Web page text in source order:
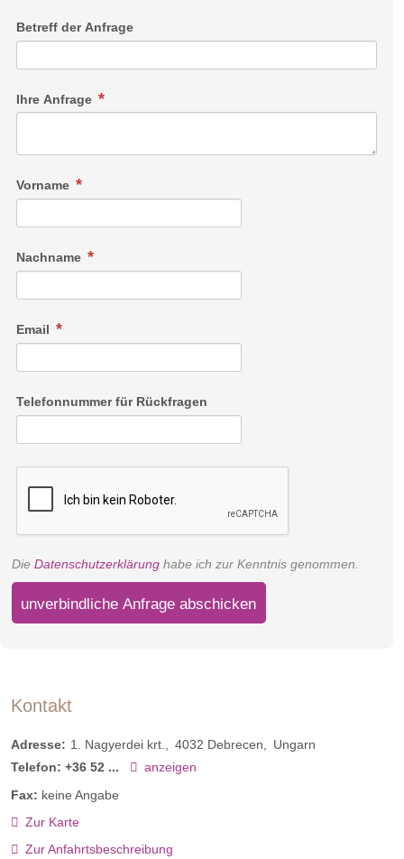
Betreff der Anfrage
Ihre Anfrage
Vorname
Nachname
Email
Telefonnummer für Rückfragen
Die Datenschutzerklärung habe ich zur Kenntnis genommen.
unverbindliche Anfrage abschicken
Kontakt
Adresse: 1. Nagyerdei krt. 4032 Debrecen
Ungarn
Telefon: +36 52 ...
anzeigen
Fax: keine Angabe
Zur Karte
Zur Anfahrtsbeschreibung